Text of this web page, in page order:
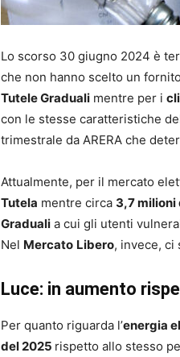
Lo scorso 30 giugno 2024 è
che non hanno scelto un
Tutele Graduali mentre per i
con le stesse caratteristiche
trimestrale da ARERA che
Attualmente, per il mercato
Tutela mentre circa 3,7 milioni
Graduali a cui gli utenti
Nel Mercato Libero, invece, ci
Luce: in aumento
Per quanto riguarda l’energia
del 2025 rispetto allo stesso